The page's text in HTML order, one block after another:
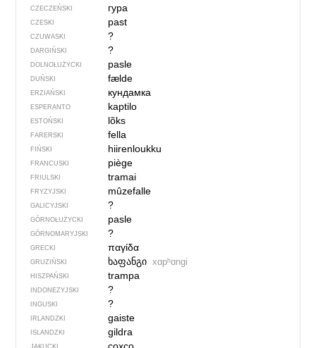
CZECZEŃSKI гура
CZESKI past
CZUWASKI ?
DARGIŃSKI ?
DOLNOŁUŻYCKI pasle
DUŃSKI fælde
ERZIAŃSKI кундамка
ESPERANTO kaptilo
ESTOŃSKI lõks
FARERSKI fella
FIŃSKI hiirenloukku
FRANCUSKI piège
FRIULSKI tramai
FRYZYJSKI mûzefalle
GALICYJSKI ?
GÓRNOŁUŻYCKI pasle
GÓRNOMARYJSKI ?
GRECKI παγίδα
GRUZIŃSKI ხაფანგი xɑpʰɑngi
HISZPAŃSKI trampa
INDONEZYJSKI ?
INGUSKI ?
IRLANDZKI gaiste
ISLANDZKI gildra
JAKUCKI